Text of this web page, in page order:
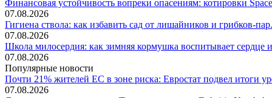
Финансовая устойчивость вопреки опасениям: котировки
07.08.2026
Гигиена ствола: как избавить сад от лишайников и грибков-
07.08.2026
Школа милосердия: как зимняя кормушка воспитывает сердце
07.08.2026
Популярные новости
Почти 21% жителей ЕС в зоне риска: Евростат подвел итоги
07.08.2026